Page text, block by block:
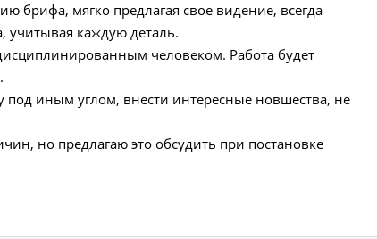
брифа, мягко предлагая свое видение, всегда
учитывая каждую деталь.
человеком. Работа будет
под иным углом, внести интересные новшества, не
но предлагаю это обсудить при постановке